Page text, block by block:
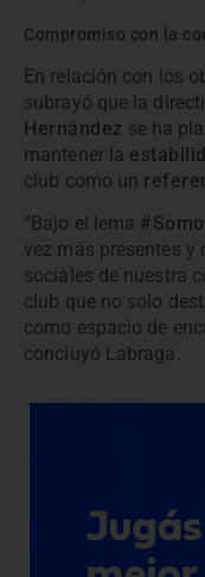
Compromiso con la
En relación con los
subrayó que la
Hernández se ha
mantener la
club como un
“Bajo el lema
vez más presentes
sociales de nuestra
club que no solo
como espacio de
concluyó Labraga.